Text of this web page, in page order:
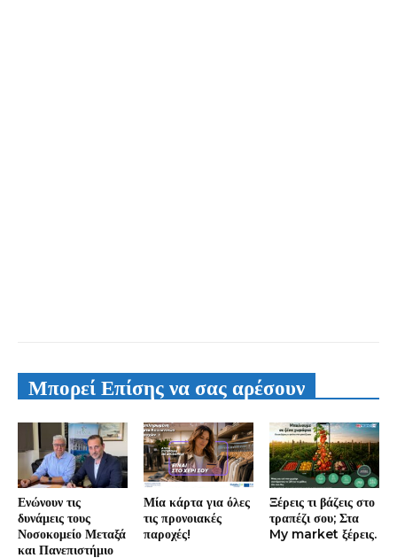
Μπορεί Επίσης να σας αρέσουν
Ενώνουν τις
δυνάμεις τους
Νοσοκομείο Μεταξά
και Πανεπιστήμιο
Μία κάρτα για όλες
τις προνοιακές
παροχές!
Ξέρεις τι βάζεις στο
τραπέζι σου; Στα
My market ξέρεις.